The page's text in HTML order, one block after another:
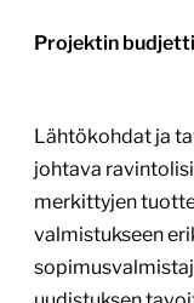
Projektin
Lähtökohdat ja
johtava
merkittyjen
valmistukseen